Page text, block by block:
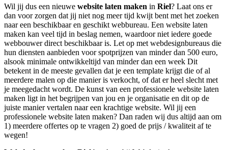
Wil jij dus een nieuwe website laten maken in Riel? Laat ons er
dan voor zorgen dat jij niet nog meer tijd kwijt bent met het zoeken
naar een beschikbaar en geschikt webbureau. Een website laten
maken kan veel tijd in beslag nemen, waardoor niet iedere goede
webbouwer direct beschikbaar is. Let op met webdesignbureaus die
hun diensten aanbieden voor spotprijzen van minder dan 500 euro,
alsook minimale ontwikkeltijd van minder dan een week Dit
betekent in de meeste gevallen dat je een template krijgt die of al
meerdere malen op die manier is verkocht, of dat er heel slecht met
je meegedacht wordt. De kunst van een professionele website laten
maken ligt in het begrijpen van jou en je organisatie en dit op de
juiste manier vertalen naar een krachtige website. Wil jij een
professionele website laten maken? Dan raden wij dus altijd aan om
1) meerdere offertes op te vragen 2) goed de prijs / kwaliteit af te
wegen!